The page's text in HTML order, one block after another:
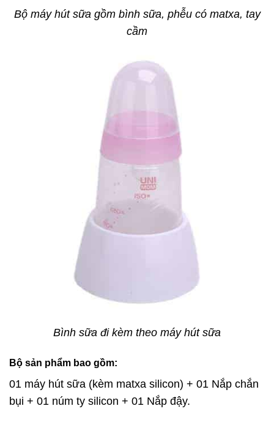
Bộ máy hút sữa gồm bình sữa, phễu có matxa, tay
cầm
Bình sữa đi kèm theo máy hút sữa
Bộ sản phẩm bao gồm:
01 máy hút sữa (kèm matxa silicon) + 01 Nắp chắn
bụi + 01 núm ty silicon + 01 Nắp đậy.